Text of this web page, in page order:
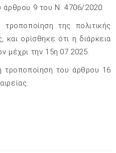
άρθρου 9 του Ν. 4706/2020.
της πολιτικής
και ορίσθηκε ότι η διάρκεια
μέχρι την 15η.07.2025.
τροποποίηση του άρθρου 16